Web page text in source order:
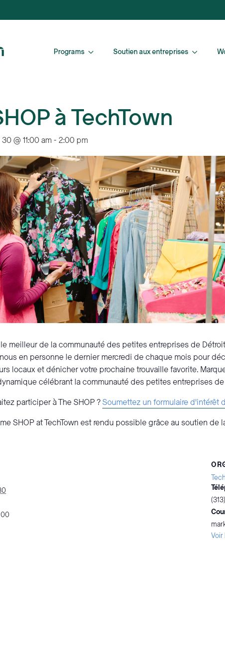
Programs Soutien aux entreprises
à TechTown
@ 11:00 am- 2:00 pm
meilleur de la communauté des petites entreprises de
en personne le dernier mercredi de chaque mois pour
locaux et dénicher votre prochaine trouvaille favorite.
célébrant la communauté des petites entreprises de
participer à The SHOP ?Soumettez un formulaire d'intérêt
SHOP at TechTown est rendu possible grâce au soutien de
00